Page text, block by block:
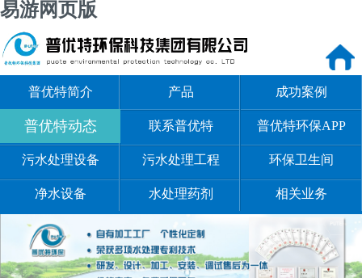
易游网页版
普优特简介 产品 成功案例
普优特动态 联系普优特 普优特环保APP
污水处理设备 污水处理工程 环保卫生间
净水设备 水处理药剂 相关业务